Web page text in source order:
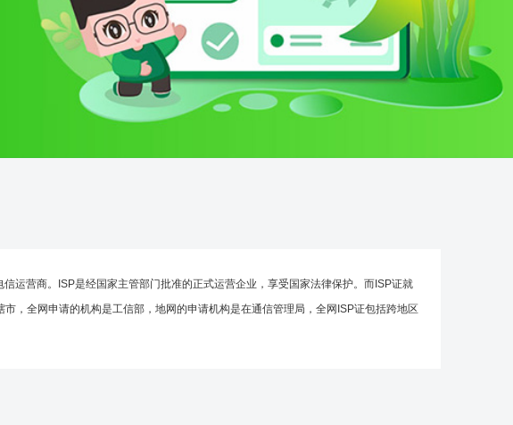
营商。ISP是经国家主管部门批准的正式运营企业，享受国家法律保护。而ISP证就
，全网申请的机构是工信部，地网的申请机构是在通信管理局，全网ISP证包括跨地区